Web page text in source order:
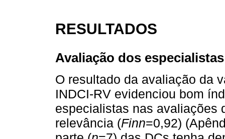
RESULTADOS
Avaliação dos
O resultado da avaliação da
INDCI-RV evidenciou bom
especialistas nas avaliações
relevância (Finn=0,92)